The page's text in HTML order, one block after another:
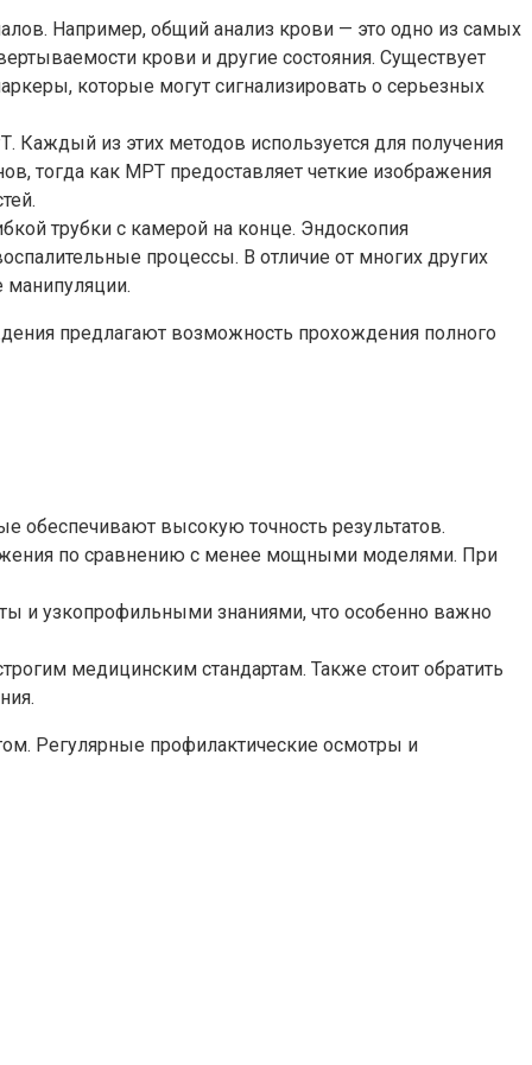
Например, общий анализ крови — это одно из самых
крови и другие состояния. Существует
которые могут сигнализировать о серьезных
из этих методов используется для получения
тогда как МРТ предоставляет четкие изображения
трубки с камерой на конце. Эндоскопия
процессы. В отличие от многих других
манипуляции.
предлагают возможность прохождения полного
высокую точность результатов.
по сравнению с менее мощными моделями. При
и узкопрофильными знаниями, что особенно важно
медицинским стандартам. Также стоит обратить
Регулярные профилактические осмотры и